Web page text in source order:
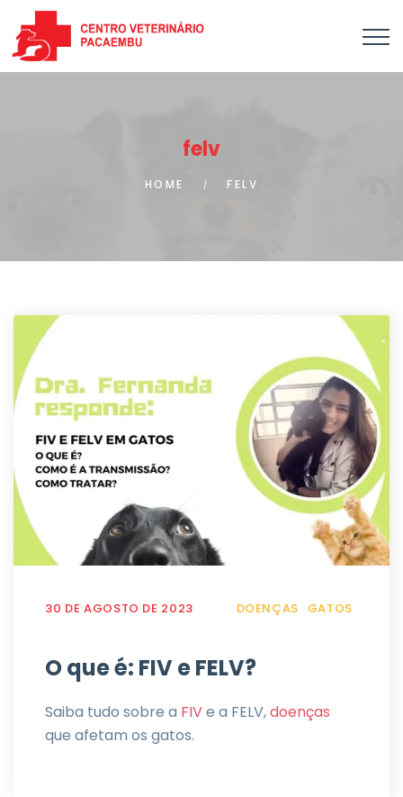
felv
HOME FELV
30 DE AGOSTO DE 2023 DOENÇAS GATOS
O que é: FIV e FELV?
Saiba tudo sobre a FIVe a FELV,doenças
que afetam os gatos.